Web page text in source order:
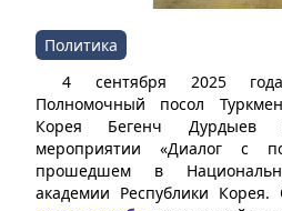
Политика
4 сентября 2025
Полномочный посол
Корея Бегенч Дурдыев
мероприятии «Диалог с
прошедшем в
академии Республики